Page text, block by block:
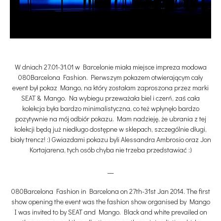
W dniach 27.01-31.01 w Barcelonie miała miejsce impreza modowa
080Barcelona Fashion. Pierwszym pokazem otwierającym cały
event był pokaz Mango, na który zostałam zaproszona przez marki
SEAT & Mango. Na wybiegu przeważała biel i czerń, zaś cała
kolekcja była bardzo minimalistyczna, co też wpłynęło bardzo
pozytywnie na mój odbiór pokazu. Mam nadzieję, że ubrania z tej
kolekcji będą już niedługo dostępne w sklepach, szczególnie długi,
biały trencz! :) Gwiazdami pokazu byli Alessandra Ambrosio oraz Jon
Kortajarena, tych osób chyba nie trzeba przedstawiać :)
080Barcelona Fashion in Barcelona on 27th-31st Jan 2014. The first
show opening the event was the fashion show organised by Mango
I was invited to by SEAT and Mango. Black and white prevailed on